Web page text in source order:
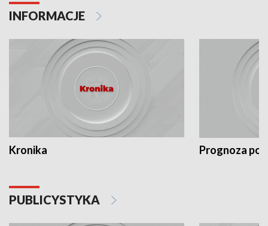
INFORMACJE
Kronika Prognoza
PUBLICYSTYKA